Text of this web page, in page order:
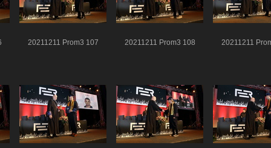
20211211 Prom3 107 20211211 Prom3 108 20211211